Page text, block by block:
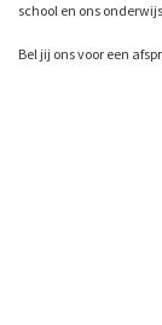
school en ons
Bel jij ons voor een